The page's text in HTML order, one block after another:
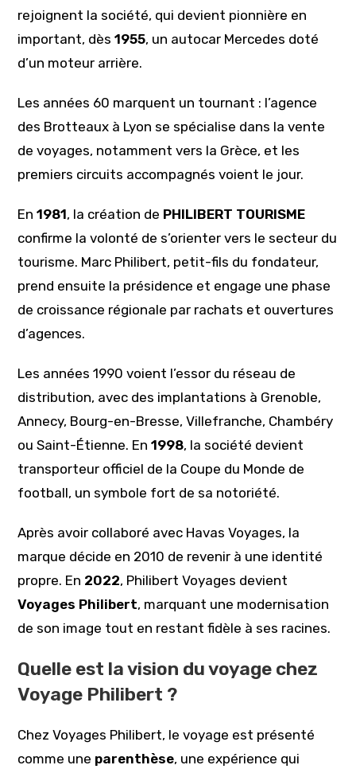
rejoignent la société, qui devient pionnière en
important, dès1955, un autocar Mercedes doté
d’un moteur arrière.
Les années 60 marquent un tournant : l’agence
des Brotteaux à Lyon se spécialise dans la vente
de voyages, notamment vers la Grèce, et les
premiers circuits accompagnés voient le jour.
En1981, la création de PHILIBERT TOURISME
confirme la volonté de s’orienter vers le secteur du
tourisme. Marc Philibert, petit-fils du fondateur,
prend ensuite la présidence et engage une phase
de croissance régionale par rachats et ouvertures
d’agences.
Les années 1990 voient l’essor du réseau de
distribution, avec des implantations à Grenoble,
Annecy, Bourg-en-Bresse, Villefranche, Chambéry
ou Saint-Étienne. En1998, la société devient
transporteur officiel de la Coupe du Monde de
football, un symbole fort de sa notoriété.
Après avoir collaboré avec Havas Voyages, la
marque décide en 2010 de revenir à une identité
propre. En 2022, Philibert Voyages devient
Voyages Philibert, marquant une modernisation
de son image tout en restant fidèle à ses racines.
Quelle est la vision du voyage chez
Voyage Philibert ?
Chez Voyages Philibert, le voyage est présenté
comme une parenthèse, une expérience qui